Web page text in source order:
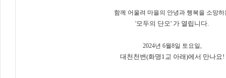
함께 어울려 마을의 안녕과 행복을 소망하
'모두의 단오' 가 열립니다.
2024년 6월8일 토요일,
대천천변(화명1교 아래)에서 만나요!